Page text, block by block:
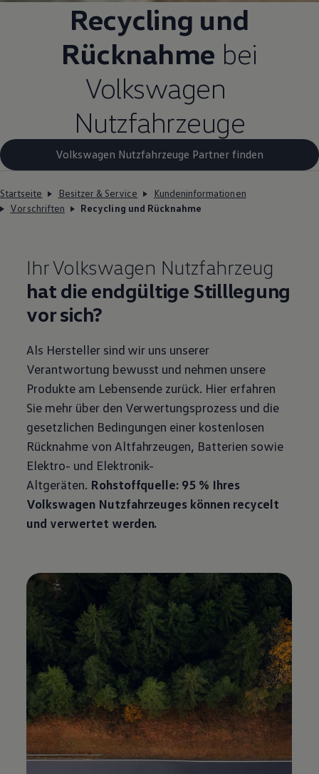
Recycling und
Rücknahme bei
Volkswagen
Nutzfahrzeuge
Volkswagen Nutzfahrzeuge Partner finden
Startseite Besitzer & Service
Kundeninformationen
Vorschriften
Recycling und Rücknahme
IhrVolkswagen Nutzfahrzeug
hat die endgültige Stilllegung
vor sich?
Als Hersteller sind wir uns unserer
Verantwortung bewusst und nehmen unsere
Produkte am Lebensende zurück. Hier erfahren
Sie mehr über den Verwertungsprozess und die
gesetzlichen Bedingungen einer kostenlosen
Rücknahme von Altfahrzeugen, Batterien sowie
Elektro- und Elektronik-
Altgeräten. Rohstoffquelle: 95 % Ihres
VolkswagenNutzfahrzeuges können recycelt
und verwertet werden.